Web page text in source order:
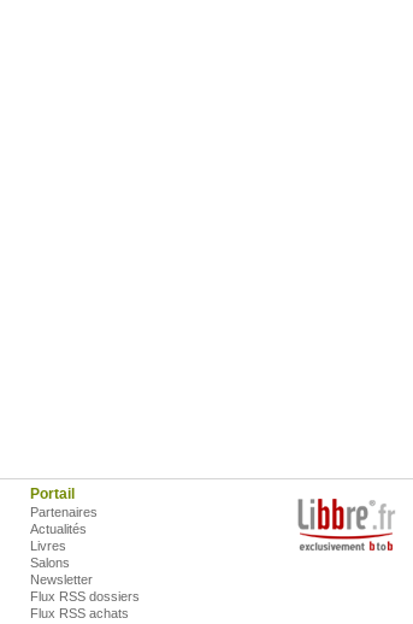
Portail
Partenaires
Actualités
Livres
Salons
Newsletter
Flux RSS dossiers
Flux RSS achats